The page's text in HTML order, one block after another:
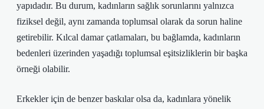
yapıdadır. Bu durum, kadınların sağlık sorunlarını yalnızca
fiziksel değil, aynı zamanda toplumsal olarak da sorun haline
getirebilir. Kılcal damar çatlamaları, bu bağlamda, kadınların
bedenleri üzerinden yaşadığı toplumsal eşitsizliklerin bir başka
örneği olabilir.
Erkekler için de benzer baskılar olsa da, kadınlara yönelik